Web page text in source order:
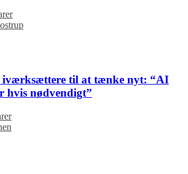
iværksættere til at tænke nyt: “AI
hvis nødvendigt”